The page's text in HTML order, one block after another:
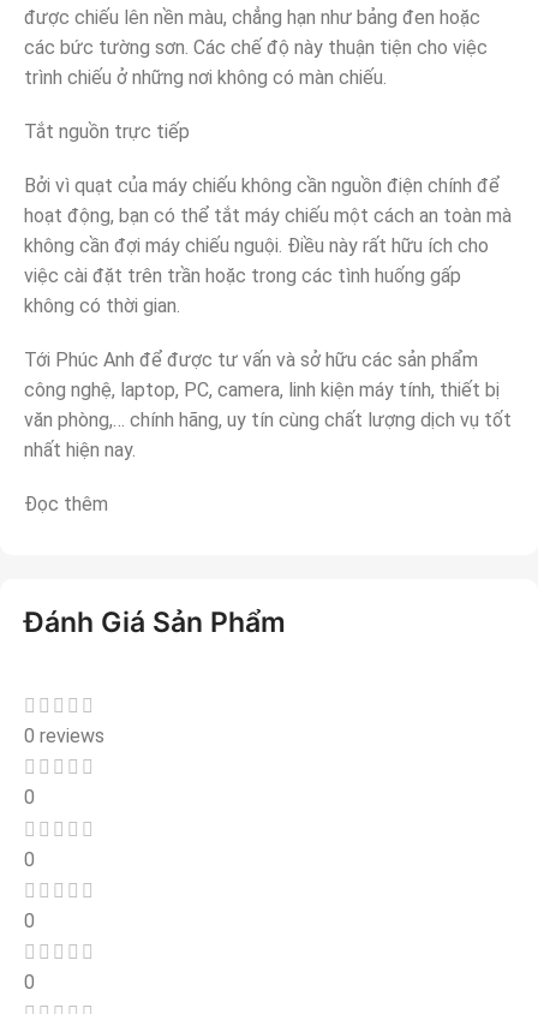
được chiếu lên nền màu, chẳng hạn như bảng đen hoặc
các bức tường sơn. Các chế độ này thuận tiện cho việc
trình chiếu ở những nơi không có màn chiếu.
Tắt nguồn trực tiếp
Bởi vì quạt của máy chiếu không cần nguồn điện chính để
hoạt động, bạn có thể tắt máy chiếu một cách an toàn mà
không cần đợi máy chiếu nguội. Điều này rất hữu ích cho
việc cài đặt trên trần hoặc trong các tình huống gấp
không có thời gian.
Tới Phúc Anh để được tư vấn và sở hữu các sản phẩm
công nghệ, laptop, PC, camera, linh kiện máy tính, thiết bị
văn phòng,… chính hãng, uy tín cùng chất lượng dịch vụ tốt
nhất hiện nay.
Đọc thêm
Đánh Giá Sản Phẩm
0 reviews
0
0
0
0